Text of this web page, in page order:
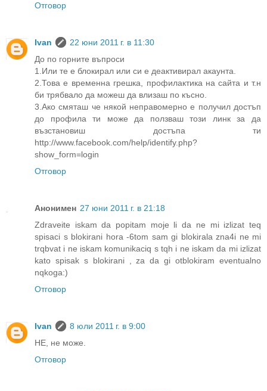
Отговор
Ivan
22 юни 2011 г. в 11:30
До по горните въпроси
1.Или те е блокирал или си е деактивирал акаунта.
2.Това е временна грешка, профилактика на сайта и т.н
би трябвало да можеш да влизаш по късно.
3.Ако смяташ че някой неправомерно е получил достъп
до профила ти може да ползваш този линк за да
възстановиш достъпа ти
http://www.facebook.com/help/identify.php?
show_form=login
Отговор
Анонимен 27 юни 2011 г. в 21:18
Zdraveite iskam da popitam moje li da ne mi izlizat teq
spisaci s blokirani hora -6tom sam gi blokirala zna4i ne mi
trqbvat i ne iskam komunikaciq s tqh i ne iskam da mi izlizat
kato spisak s blokirani , za da gi otblokiram eventualno
nqkoga:)
Отговор
Ivan
8 юли 2011 г. в 9:00
НЕ, не може.
Отговор